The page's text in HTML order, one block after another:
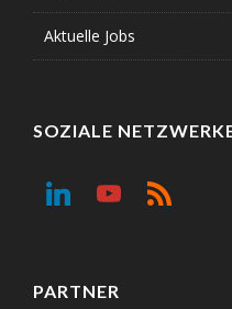
Aktuelle Jobs
SOZIALE
PARTNER